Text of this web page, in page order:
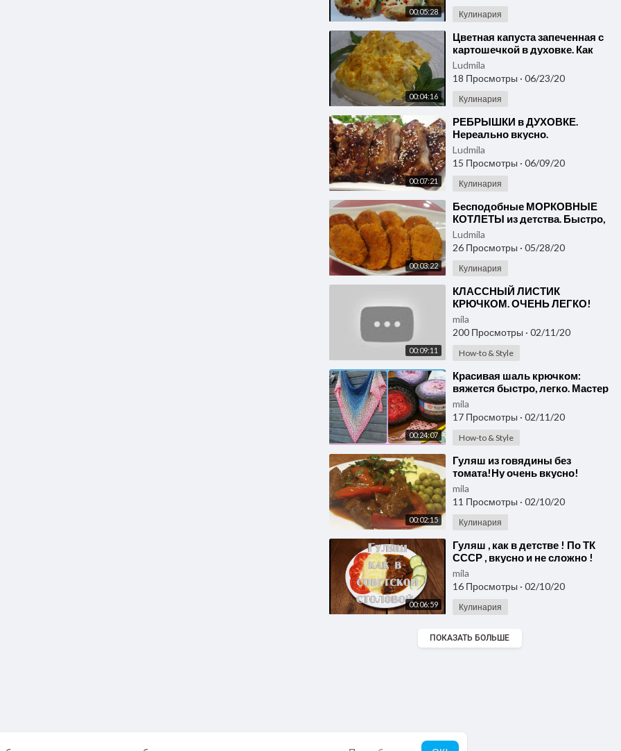
00:05:28 Кулинария
00:04:16
⁣Цветная капуста запеченная с
картошечкой в духовке. Как
вкусно приготовить цветную
капусту?
Ludmila
18 Просмотры · 06/23/20
Кулинария
00:07:21
⁣РЕБРЫШКИ в ДУХОВКЕ.
Нереально вкусно.
Ludmila
15 Просмотры · 06/09/20
Кулинария
00:03:22
⁣Бесподобные МОРКОВНЫЕ
КОТЛЕТЫ из детства. Быстро,
вкусно и очень полезно!!!
Ludmila
26 Просмотры · 05/28/20
Кулинария
00:09:11
⁣КЛАССНЫЙ ЛИСТИК
КРЮЧКОМ. ОЧЕНЬ ЛЕГКО!
Мастер-класс для
начинающих от Shatlen
Шатлен.
mila
200 Просмотры · 02/11/20
How-to & Style
00:24:07
⁣Красивая шаль крючком:
вяжется быстро, легко. Мастер
класс: вязание крючком для
начинающих. Схема
mila
17 Просмотры · 02/11/20
How-to & Style
00:02:15
⁣Гуляш из говядины без
томата!Ну очень вкусно!
mila
11 Просмотры · 02/10/20
Кулинария
00:06:59
⁣Гуляш , как в детстве ! По ТК
СССР , вкусно и не сложно !
mila
16 Просмотры · 02/10/20
Кулинария
ПОКАЗАТЬ БОЛЬШЕ